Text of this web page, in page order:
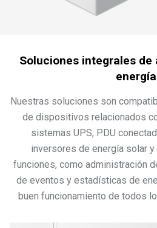
Soluciones integrales
energía
Nuestras soluciones son
de dispositivos relacionados
sistemas UPS, PDU
inversores de energía solar
funciones, como administración
de eventos y estadísticas de
buen funcionamiento de todos